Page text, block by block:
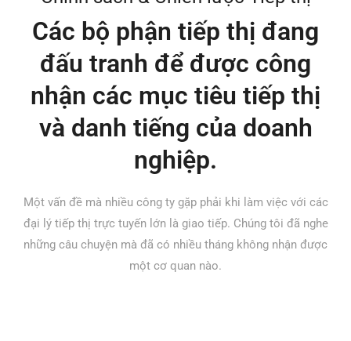
Các bộ phận tiếp thị đang
đấu tranh để được công
nhận các mục tiêu tiếp thị
và danh tiếng của doanh
nghiệp.
Một vấn đề mà nhiều công ty gặp phải khi làm việc với các
đại lý tiếp thị trực tuyến lớn là giao tiếp. Chúng tôi đã nghe
những câu chuyện mà đã có nhiều tháng không nhận được
một cơ quan nào.